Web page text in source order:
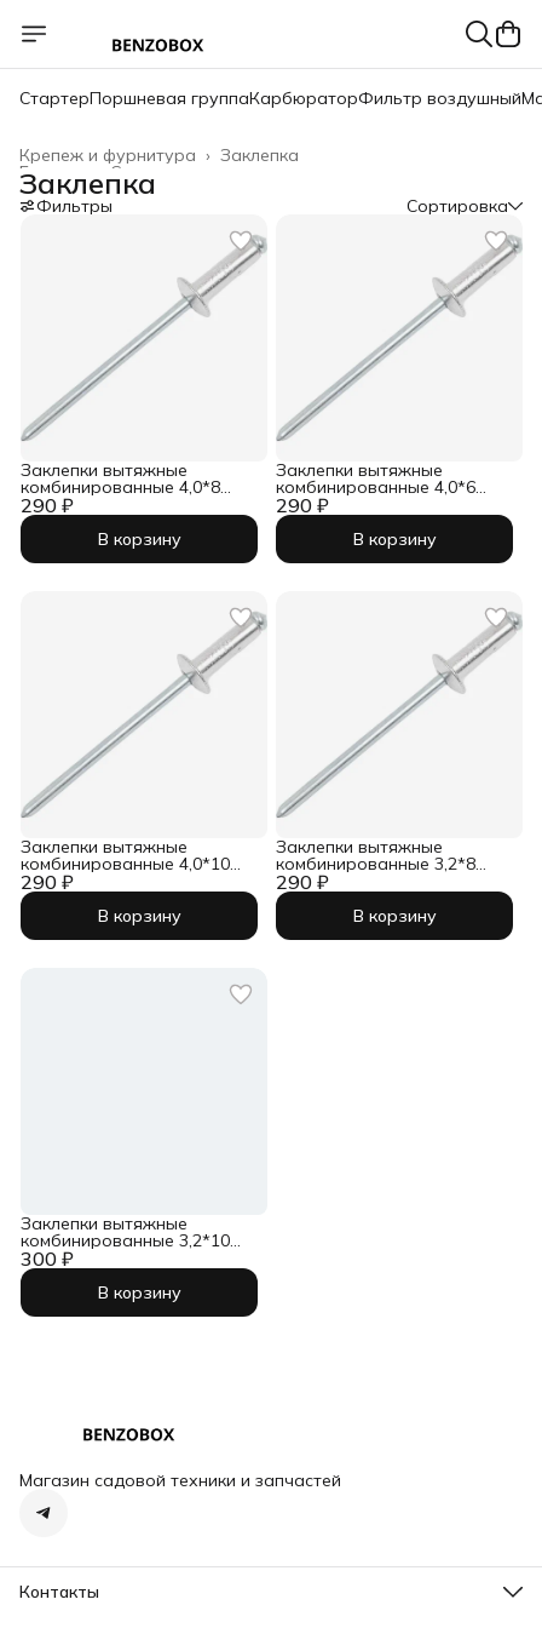
СтартерПоршневая группаКарбюраторФильтр воздушный
Заклепка
Крепеж и фурнитура ›
Строительство и ремонт
Главная
Заклепка
Фильтры Сортировка
290 ₽
Заклепки вытяжные
комбинированные 4,0*8
(100шт)
В корзину
290 ₽
Заклепки вытяжные
комбинированные 4,0*6
(100шт)
В корзину
290 ₽
Заклепки вытяжные
комбинированные 4,0*10
(100шт)
В корзину
290 ₽
Заклепки вытяжные
комбинированные 3,2*8
(100шт)
В корзину
300 ₽
Заклепки вытяжные
комбинированные 3,2*10
(100шт)
В корзину
Магазин садовой техники и запчастей
Контакты